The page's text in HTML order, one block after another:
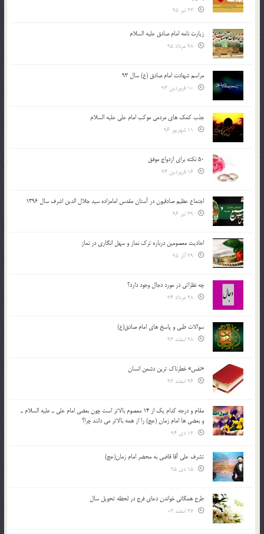
زیارت نامه امام صادق علیه السلام
مراسم شهادت امام صادق (ع) سال 93
جذب کمک های مردمی موکب امام علی علیه السلام
50 نکته برای ازدواج موفق
اجتماع عظیم صادقیون در آستان مقدس امامزاده سید جلال الدین اشرف سال 1396
احادیث معصومین درباره ترک نماز و سهل انگاری در نماز
چه نظراتی در مورد دجال وجود دارد؟
سوالات طبی و پاسخ های امام صادق(ع)
«نفس» خطرناک ترین دشمن انسان
مقام و درجه كدام يك از 14 معصوم بالاتر است چون بعضي امام علي ـ عليه السلام ـ
و بعضي ها امام زمان (عج) را از همه بالاتر مي دانند چرا؟
تشرف علي آقا قاضي به محضر امام زمان(عج)
طرح همگانی خواندن دعای فرج در لحظه تحویل سال